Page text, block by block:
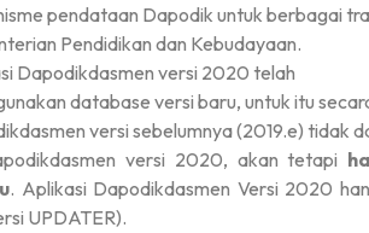
pendataan Dapodik untuk berbagai
Pendidikan dan Kebudayaan.
Dapodikdasmen versi 2020 telah
database versi baru, untuk itu
versi sebelumnya (2019.e) tidak
versi 2020, akan tetapi
. Aplikasi Dapodikdasmen Versi 2020
UPDATER).